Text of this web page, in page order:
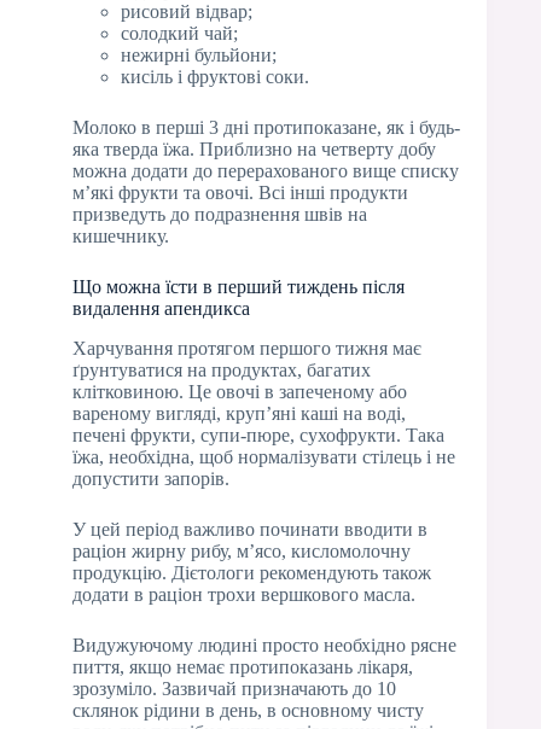
рисовий відвар;
солодкий чай;
нежирні бульйони;
кисіль і фруктові соки.
Молоко в перші 3 дні протипоказане, як і будь-
яка тверда їжа. Приблизно на четверту добу
можна додати до перерахованого вище списку
м’які фрукти та овочі. Всі інші продукти
призведуть до подразнення швів на
кишечнику.
Що можна їсти в перший тиждень після
видалення апендикса
Харчування протягом першого тижня має
ґрунтуватися на продуктах, багатих
клітковиною. Це овочі в запеченому або
вареному вигляді, круп’яні каші на воді,
печені фрукти, супи-пюре, сухофрукти. Така
їжа, необхідна, щоб нормалізувати стілець і не
допустити запорів.
У цей період важливо починати вводити в
раціон жирну рибу, м’ясо, кисломолочну
продукцію. Дієтологи рекомендують також
додати в раціон трохи вершкового масла.
Видужуючому людині просто необхідно рясне
пиття, якщо немає протипоказань лікаря,
зрозуміло. Зазвичай призначають до 10
склянок рідини в день, в основному чисту